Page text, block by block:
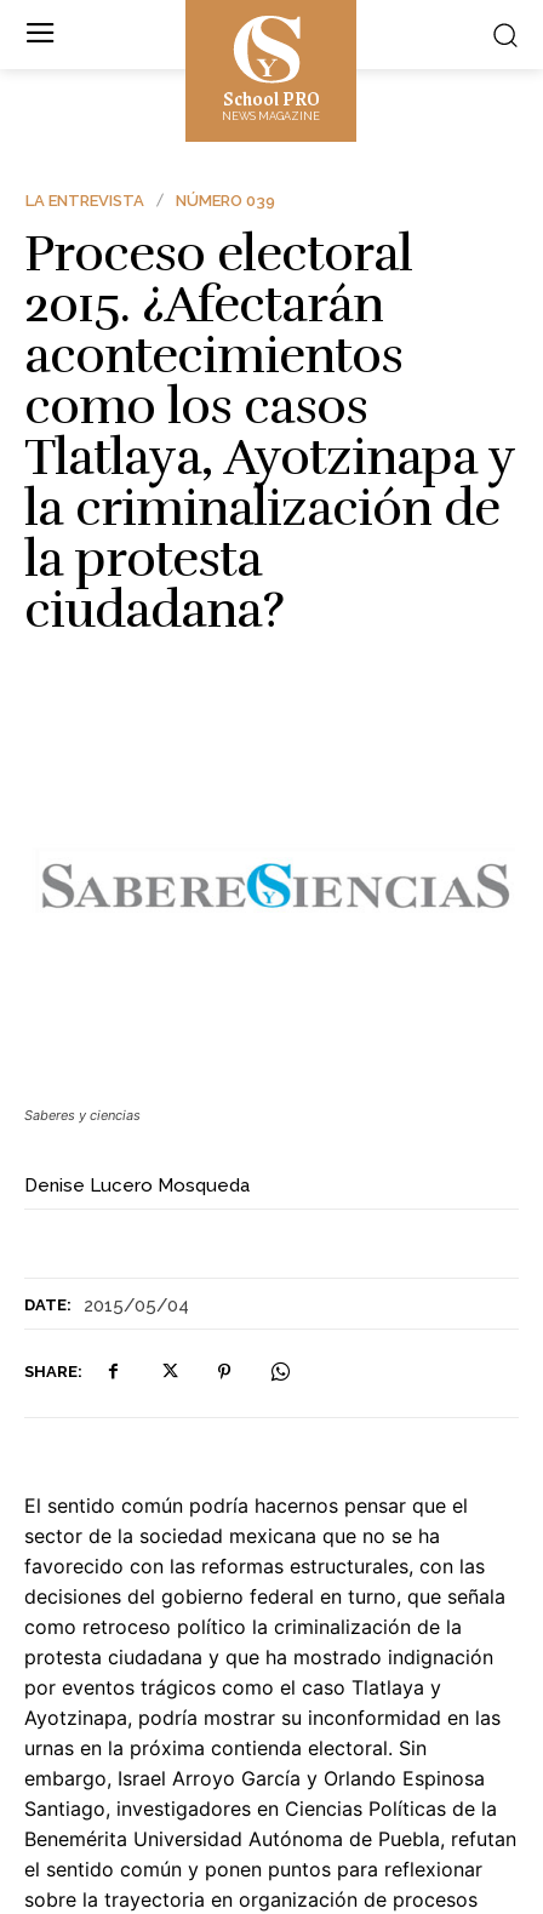
School PRO
NEWS MAGAZINE
DATE: 2015/05/04
SHARE:
LA ENTREVISTA NÚMERO 039
Proceso electoral
2015. ¿Afectarán
acontecimientos
como los casos
Tlatlaya, Ayotzinapa y
la criminalización de
la protesta
ciudadana?
Saberes y ciencias
Denise Lucero Mosqueda
El sentido común podría hacernos pensar que el
sector de la sociedad mexicana que no se ha
favorecido con las reformas estructurales, con las
decisiones del gobierno federal en turno, que señala
como retroceso político la criminalización de la
protesta ciudadana y que ha mostrado indignación
por eventos trágicos como el caso Tlatlaya y
Ayotzinapa, podría mostrar su inconformidad en las
urnas en la próxima contienda electoral. Sin
embargo, Israel Arroyo García y Orlando Espinosa
Santiago, investigadores en Ciencias Políticas de la
Benemérita Universidad Autónoma de Puebla, refutan
el sentido común y ponen puntos para reflexionar
sobre la trayectoria en organización de procesos